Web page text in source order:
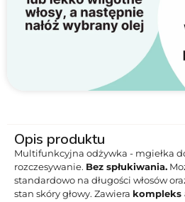
Opis produktu
Multifunkcyjna odżywka - mgiełka
rozczesywanie. Bez spłukiwania.
standardowo na długości włosów
stan skóry głowy. Zawiera kompleks